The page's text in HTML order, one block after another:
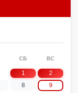
СБ ВС
1
2
8
9